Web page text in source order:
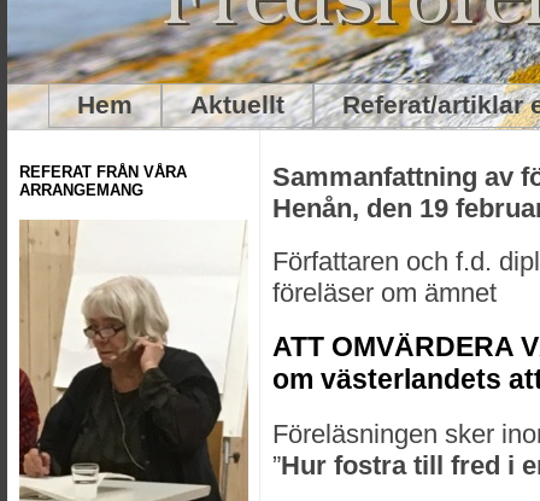
Hem Aktuellt Referat/
REFERAT FRÅN VÅRA
ARRANGEMANG
Sammanfattning av
Henån, den 19
Författaren och f.d.
föreläser om ämnet
ATT OMVÄRDERA
om västerlandets
Föreläsningen sker
”Hur fostra till fred i